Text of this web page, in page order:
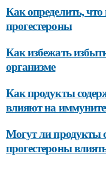
Как определить, что
прогестероны
Как избежать
организме
Как продукты
влияют на
Могут ли продукты
прогестероны